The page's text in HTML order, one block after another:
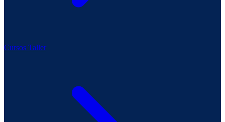
Cursos Taller